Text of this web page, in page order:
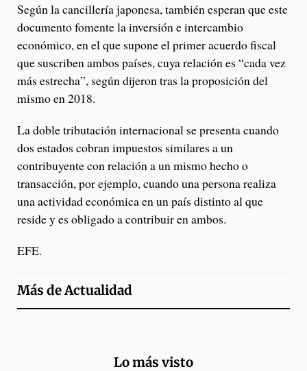
Según la cancillería japonesa, también esperan que este
documento fomente la inversión e intercambio
económico, en el que supone el primer acuerdo fiscal
que suscriben ambos países, cuya relación es “cada vez
más estrecha”, según dijeron tras la proposición del
mismo en 2018.
La doble tributación internacional se presenta cuando
dos estados cobran impuestos similares a un
contribuyente con relación a un mismo hecho o
transacción, por ejemplo, cuando una persona realiza
una actividad económica en un país distinto al que
reside y es obligado a contribuir en ambos.
EFE.
Más deActualidad
Lo más visto